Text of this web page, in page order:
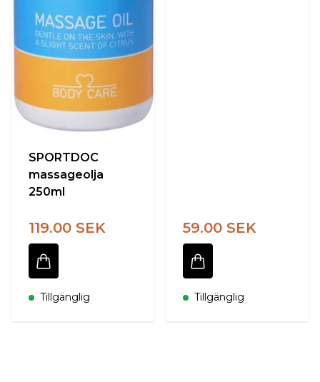
SPORTDOC
massageolja
250ml
119.00 SEK
Tillgänglig
59.00 SEK
Tillgänglig